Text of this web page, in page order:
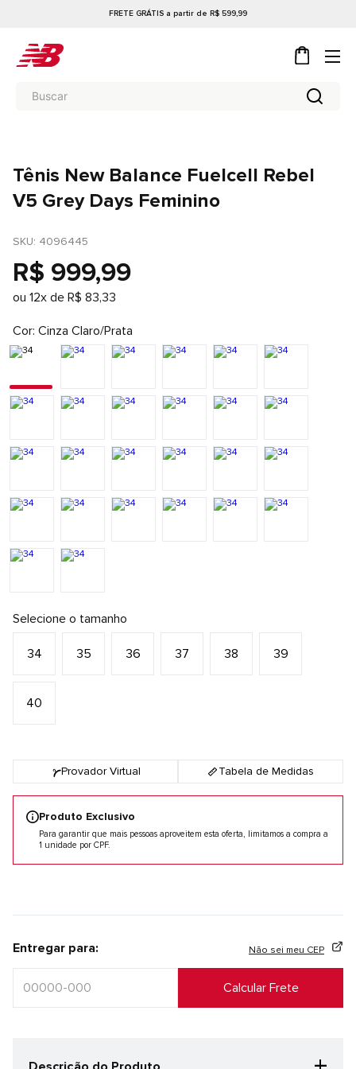
FRETE GRÁTIS a partir de R$ 599,99
Tênis New Balance Fuelcell Rebel
V5 Grey Days Feminino
SKU: 4096445
R$ 999,99
ou 12x de R$ 83,33
Cor Cinza Claro/Prata
Selecione o tamanho
34 35 36 37 38 39
40
Provador Virtual Tabela de Medidas
Produto Exclusivo
Para garantir que mais pessoas aproveitem esta oferta, limitamos a compra a
1 unidade por CPF.
Entregar para: Não sei meu CEP